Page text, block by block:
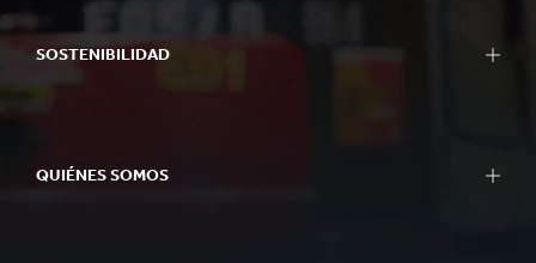
SOSTENIBILIDAD
QUIÉNES SOMOS